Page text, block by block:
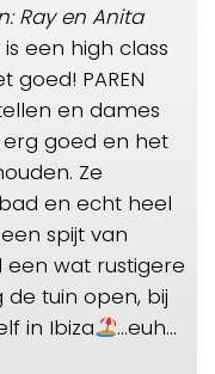
Ray en Anita
een high class
PAREN
en dames
goed en het
Ze
en echt heel
spijt van
een wat rustigere
de tuin open, bij
in Ibiza
…euh…